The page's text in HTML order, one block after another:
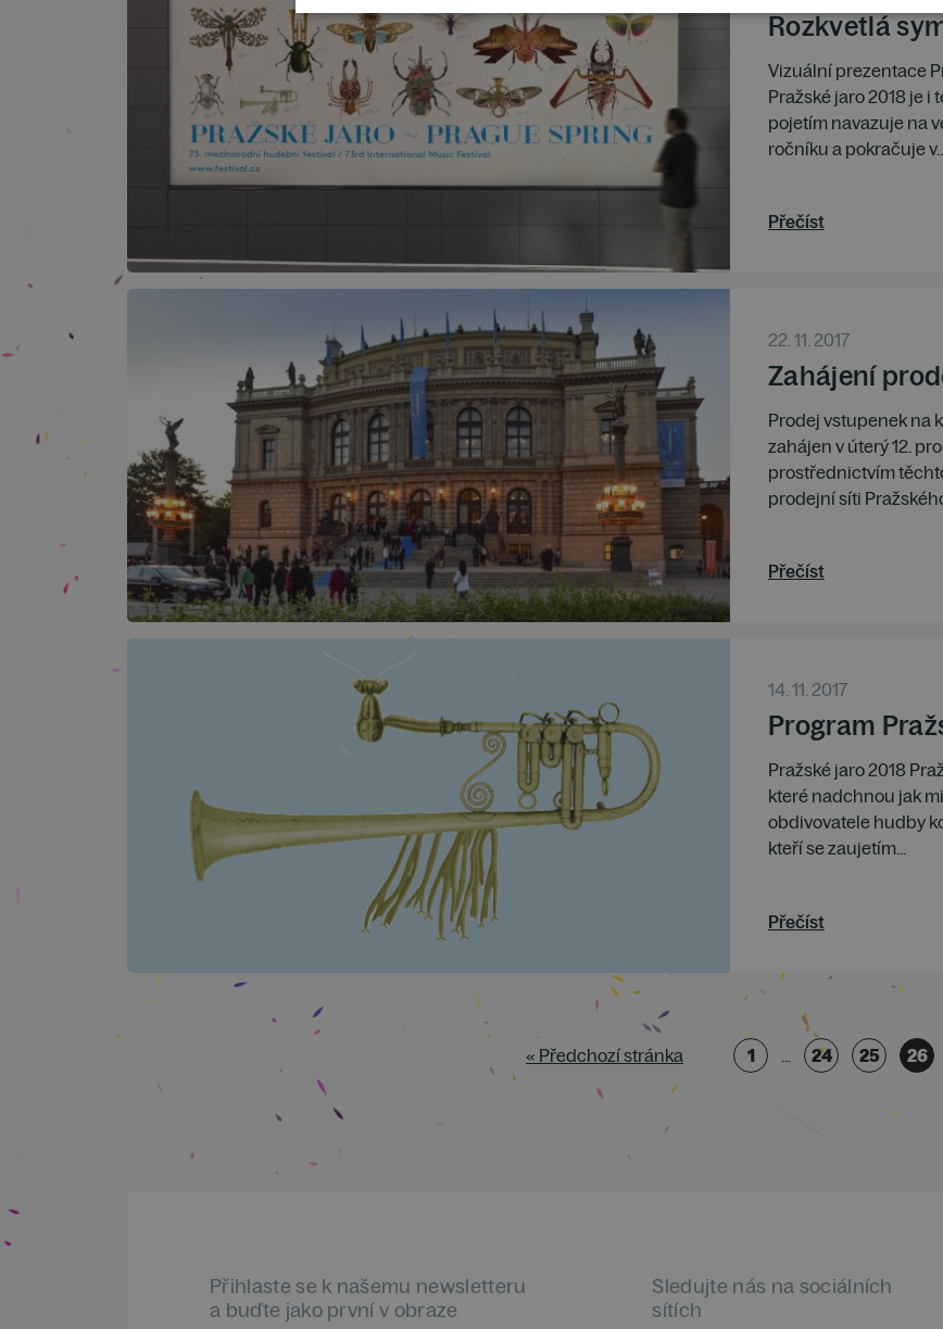
Rozkvetlá
Vizuální prezentace
Pražské jaro 2018 je
pojetím navazuje na
ročníku a pokračuje v...
Přečíst
22. 11. 2017
Zahájení
Prodej vstupenek na
zahájen v úterý 12.
prostřednictvím
prodejní síti
Přečíst
14. 11. 2017
Program
Pražské jaro 2018
které nadchnou jak
obdivovatele hudby
kteří se zaujetím...
Přečíst
« Předchozí stránka 1 24 25 26
Přihlaste se k našemu newsletteru
a buďte jako první v obraze
Sledujte nás na sociálních
sítích